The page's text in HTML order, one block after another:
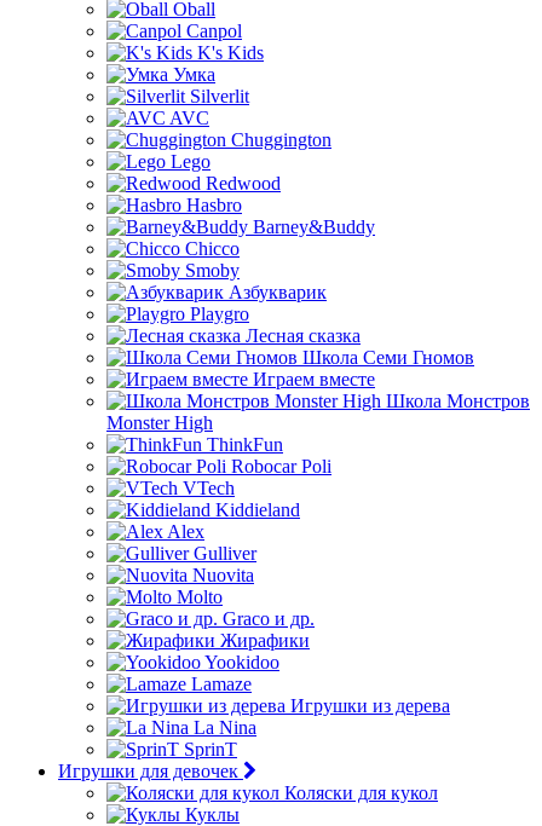
Oball
Canpol
K's Kids
Умка
Silverlit
AVC
Chuggington
Lego
Redwood
Hasbro
Barney&Buddy
Chicco
Smoby
Азбукварик
Playgro
Лесная сказка
Школа Семи Гномов
Играем вместе
Школа Монстров
Monster High
ThinkFun
Robocar Poli
VTech
Kiddieland
Alex
Gulliver
Nuovita
Molto
Graco и др.
Жирафики
Yookidoo
Lamaze
Игрушки из дерева
La Nina
SprinT
Игрушки для девочек
Коляски для кукол
Куклы